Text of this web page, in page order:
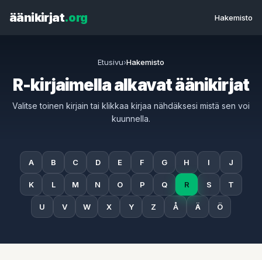
äänikirjat.org Hakemisto
Etusivu›Hakemisto
R-kirjaimella alkavat äänikirjat
Valitse toinen kirjain tai klikkaa kirjaa nähdäksesi mistä sen voi
kuunnella.
A B C D E F G H I J
K L M N O P Q R S T
U V W X Y Z Å Ä Ö